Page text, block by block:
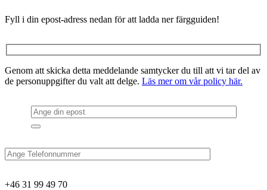
Fyll i din epost-adress nedan för att ladda ner färgguiden!
Genom att skicka detta meddelande samtycker du till att vi tar del av
de personuppgifter du valt att delge. Läs mer om vår policy här.
+46 31 99 49 70